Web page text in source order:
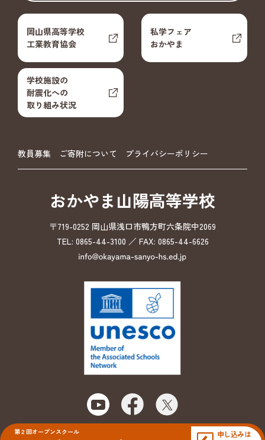
第２回オープンスクール
申し込みは
岡山県高等学校
工業教育協会
私学フェア
おかやま
学校施設の
耐震化への
取り組み状況
教員募集 ご寄附について プライバシーポリシー
おかやま山陽高等学校
〒719-0252 岡山県浅口市鴨方町六条院中2069
TEL: 0865-44-3100 ／ FAX: 0865-44-6626